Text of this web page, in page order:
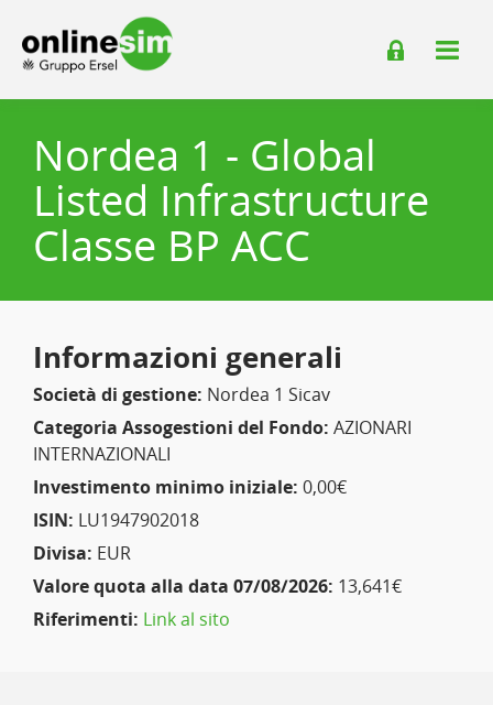
Nordea 1 - Global
Listed Infrastructure
Classe BP ACC
Informazioni generali
Società di gestione: Nordea 1 Sicav
Categoria Assogestioni del Fondo: AZIONARI
INTERNAZIONALI
Investimento minimo iniziale: 0,00€
ISIN: LU1947902018
Divisa: EUR
Valore quota alla data 07/08/2026: 13,641€
Riferimenti: Link al sito